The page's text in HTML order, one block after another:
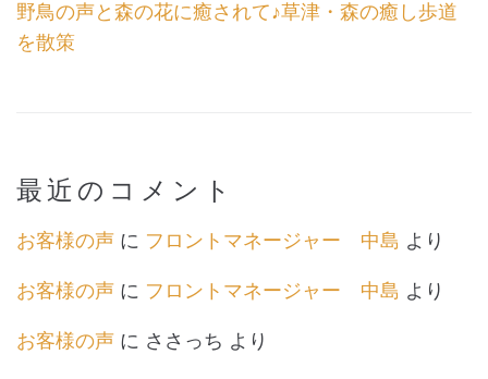
野鳥の声と森の花に癒されて♪草津・森の癒し歩道
を散策
最近のコメント
お客様の声 に フロントマネージャー 中島 より
お客様の声 に フロントマネージャー 中島 より
お客様の声 に ささっち より